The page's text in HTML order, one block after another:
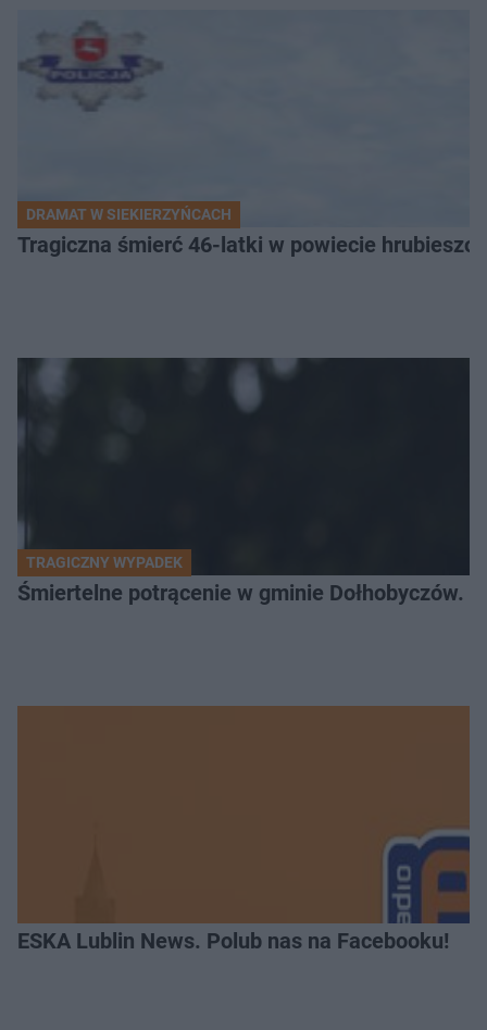
DRAMAT W SIEKIERZYŃCACH
Tragiczna śmierć 46-latki w powiecie
TRAGICZNY WYPADEK
Śmiertelne potrącenie w gminie Dołhobyczów.
ESKA Lublin News. Polub nas na Facebooku!